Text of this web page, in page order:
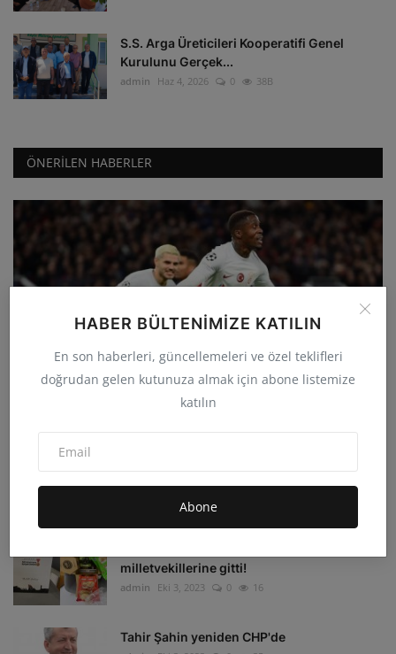
HABER BÜLTENIMIZE KATILIN
En son haberleri, güncellemeleri ve özel teklifleri
doğrudan gelen kutunuza almak için abone listemize
katılın
Abone
S.S. Arga Üreticileri Kooperatifi Genel
Kurulunu Gerçek...
admin Haz 4, 2026 0 38B
ÖNERILEN HABERLER
Galatasaray deplasmanda Manchester
United'ı 3-2 yenerek...
Eki 4, 2023
milletvekillerine gitti!
admin Eki 3, 2023 0 16
Tahir Şahin yeniden CHP'de